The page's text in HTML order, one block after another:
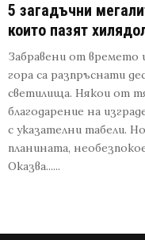
5 загадъчни
които пазят
Забравени от времето
гора са разпръснати
светилища. Някои от
благодарение на
с указателни табели.
планината,
Оказва......